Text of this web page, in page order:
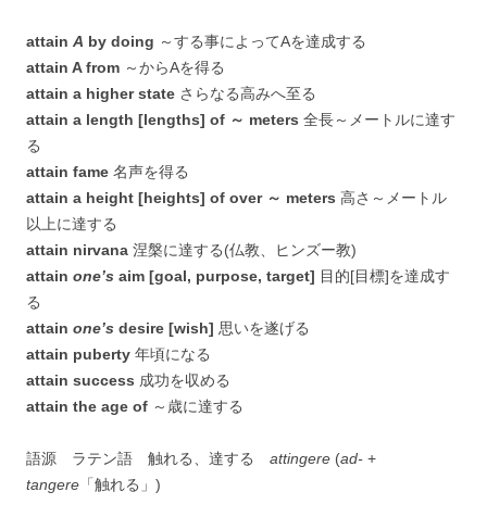
attain A by doing ～する事によってAを達成する
attain A from ～からAを得る
attain a higher state さらなる高みへ至る
attain a length [lengths] of ～ meters 全長～メートルに達す
る
attain fame 名声を得る
attain a height [heights] of over ～ meters 高さ～メートル
以上に達する
attain nirvana 涅槃に達する(仏教、ヒンズー教)
attain one’s aim [goal, purpose, target] 目的[目標]を達成す
る
attain one’s desire [wish] 思いを遂げる
attain puberty 年頃になる
attain success 成功を収める
attain the age of ～歳に達する
語源 ラテン語 触れる、達する attingere (ad- +
tangere 「触れる」)